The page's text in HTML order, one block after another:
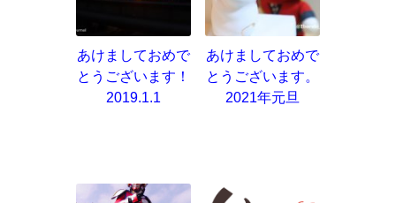
あけましておめで
とうございます！
2019.1.1
あけましておめで
とうございます。
2021年元旦